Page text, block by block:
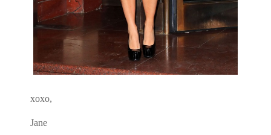
xoxo,
Jane